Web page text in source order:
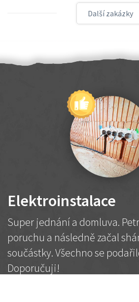
Další zakázky
Elektroinstalace
Super jednání a domluva.
poruchu a následně začal
součástky. Všechno se
Doporučuji!